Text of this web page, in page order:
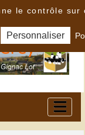
le contrôle sur
Personnaliser